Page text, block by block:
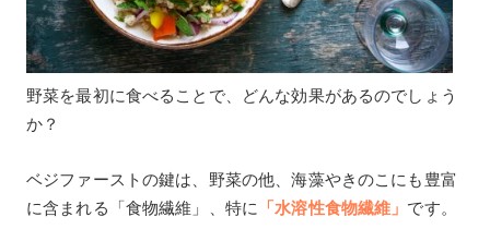
野菜を最初に食べることで、どんな効果があるのでしょう
か？
ベジファーストの鍵は、野菜の他、海藻やきのこにも豊富
に含まれる「食物繊維」、特に 「水溶性食物繊維」 です。